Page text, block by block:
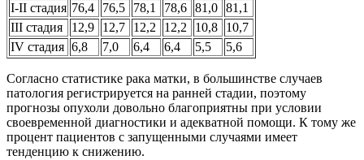
I-II стадия 76,4 76,5 78,1 78,6 81,0 81,1
III стадия
12,9 12,7 12,2 12,2 10,8
10,7
IV стадия 6,8 7,0 6,4 6,4 5,5 5,6
Согласно статистике рака матки, в большинстве случаев
патология регистрируется на ранней стадии, поэтому
прогнозы опухоли довольно благоприятны при условии
своевременной диагностики и адекватной помощи. К тому же
процент пациентов с запущенными случаями имеет
тенденцию к снижению.